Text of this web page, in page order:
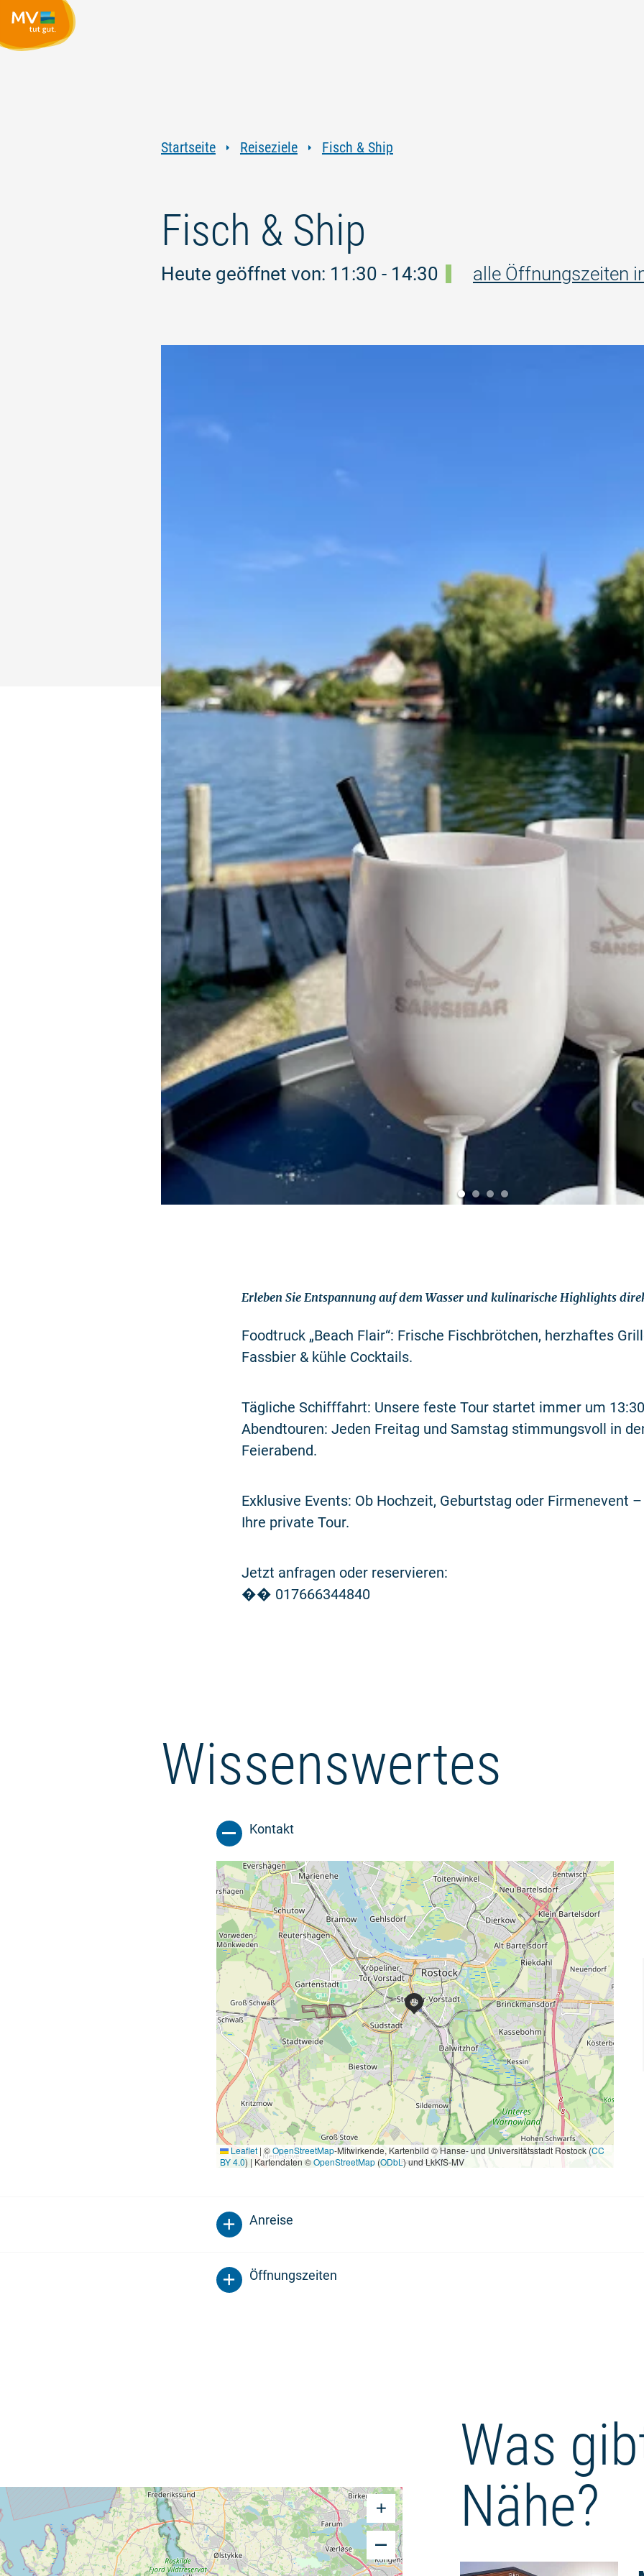
Startseite Reiseziele Fisch & Ship
Fisch & Ship
Heute geöffnet von: 11:30 - 14:30 alle Öffnungszeiten
Erleben Sie Entspannung auf dem Wasser und kulinarische Highlights
Foodtruck „Beach Flair“: Frische Fischbrötchen, herzhaftes
Fassbier & kühle Cocktails.
Tägliche Schifffahrt: Unsere feste Tour startet immer um
Abendtouren: Jeden Freitag und Samstag stimmungsvoll in
Feierabend.
Exklusive Events: Ob Hochzeit, Geburtstag oder Firmenevent
Ihre private Tour.
Jetzt anfragen oder reservieren:
�� 017666344840
Wissenswertes
Kontakt
Leaflet | ©OpenStreetMap-Mitwirkende, Kartenbild © Hanse- und Universitätsstadt Rostock (CC
BY 4.0) | Kartendaten ©OpenStreetMap(ODbL) und LkKfS-MV
Anreise
Öffnungszeiten
Was
Nähe?